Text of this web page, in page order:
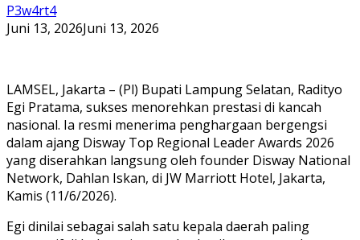
P3w4rt4
Juni 13, 2026Juni 13, 2026
LAMSEL, Jakarta – (Pl) Bupati Lampung Selatan, Radityo
Egi Pratama, sukses menorehkan prestasi di kancah
nasional. Ia resmi menerima penghargaan bergengsi
dalam ajang Disway Top Regional Leader Awards 2026
yang diserahkan langsung oleh founder Disway National
Network, Dahlan Iskan, di JW Marriott Hotel, Jakarta,
Kamis (11/6/2026).
Egi dinilai sebagai salah satu kepala daerah paling